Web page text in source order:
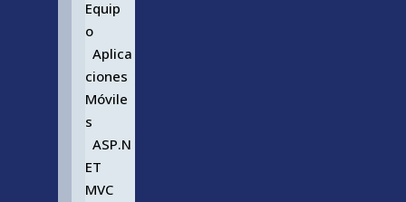
Equip
o
Aplica
ciones
Móvile
s
ASP.N
ET
MVC